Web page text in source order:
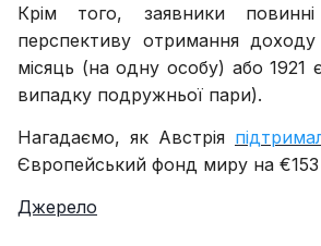
Крім того, заявники
перспективу отримання
місяць (на одну особу) або 1921
випадку подружньої пари).
Нагадаємо, як Австрія
Європейський фонд миру на €153
Джерело